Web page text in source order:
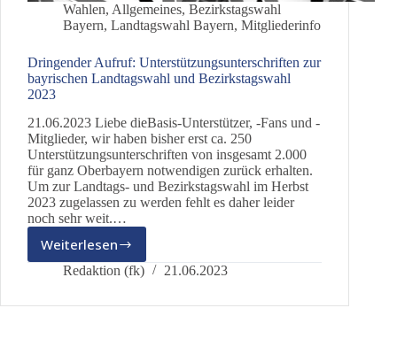
Wahlen, Allgemeines, Bezirkstagswahl
Bayern, Landtagswahl Bayern, Mitgliederinfo
Dringender Aufruf: Unterstützungsunterschriften zur
bayrischen Landtagswahl und Bezirkstagswahl
2023
21.06.2023 Liebe dieBasis-Unterstützer, -Fans und -
Mitglieder, wir haben bisher erst ca. 250
Unterstützungsunterschriften von insgesamt 2.000
für ganz Oberbayern notwendigen zurück erhalten.
Um zur Landtags- und Bezirkstagswahl im Herbst
2023 zugelassen zu werden fehlt es daher leider
noch sehr weit.…
WeiterlesenDringender
Aufruf:
zur
Redaktion (fk) 21.06.2023